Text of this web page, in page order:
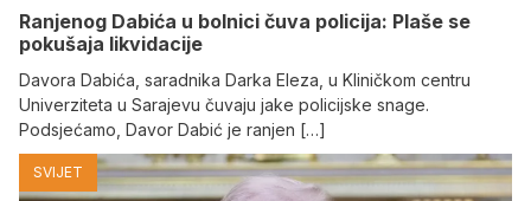
Ranjenog Dabića u bolnici čuva policija: Plaše se
pokušaja likvidacije
Davora Dabića, saradnika Darka Eleza, u Kliničkom centru
Univerziteta u Sarajevu čuvaju jake policijske snage.
Podsjećamo, Davor Dabić je ranjen […]
SVIJET